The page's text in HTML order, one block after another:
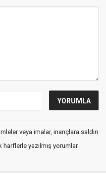
veya imalar, inançlara saldırı
yazılmış yorumlar